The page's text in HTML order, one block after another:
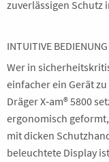
zuverlässigen Schutz
INTUITIVE
Wer in
einfacher ein Gerät
Dräger X‑am® 5800
ergonomisch
mit dicken
beleuchtete Display